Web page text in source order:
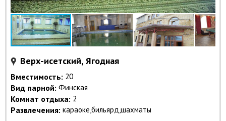
Верх-исетский, Ягодная
Вместимость: 20
Вид парной: Финская
Комнат отдыха: 2
Развлечения: караоке,бильярд,шахматы